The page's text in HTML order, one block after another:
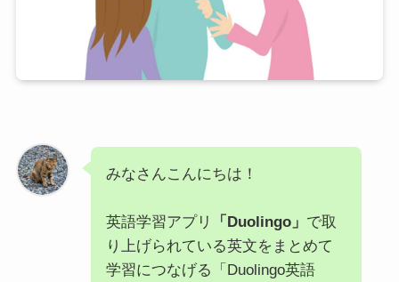
みなさんこんにちは！
英語学習アプリ 「Duolingo」 で取
り上げられている英文をまとめて
学習につなげる「Duolingo英語